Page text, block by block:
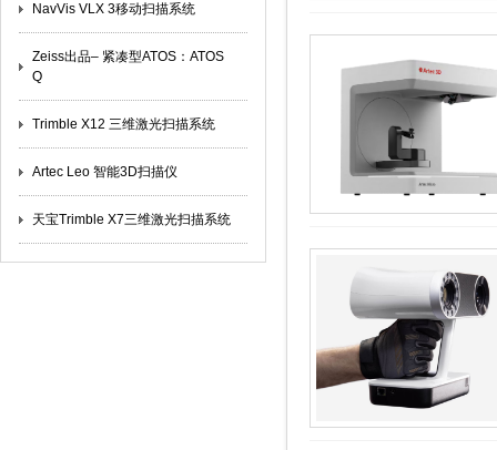
NavVis VLX 3移动扫描系统
Zeiss出品– 紧凑型ATOS：ATOS
Q
Trimble X12 三维激光扫描系统
Artec Leo 智能3D扫描仪
天宝Trimble X7三维激光扫描系统